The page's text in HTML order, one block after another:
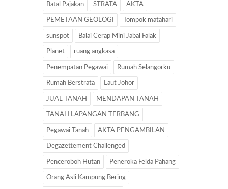
Batal Pajakan STRATA AKTA
PEMETAAN GEOLOGI Tompok matahari
sunspot Balai Cerap Mini Jabal Falak
Planet ruang angkasa
Penempatan Pegawai Rumah Selangorku
Rumah Berstrata Laut Johor
JUAL TANAH MENDAPAN TANAH
TANAH LAPANGAN TERBANG
Pegawai Tanah AKTA PENGAMBILAN
Degazettement Challenged
Penceroboh Hutan Peneroka Felda Pahang
Orang Asli Kampung Bering